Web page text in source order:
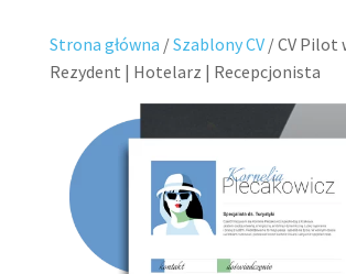
Strona główna /Szablony CV/ CV Pilot
Rezydent | Hotelarz | Recepcjonista